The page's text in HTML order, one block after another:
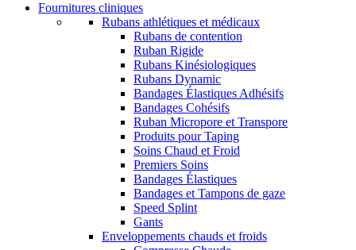
Fournitures cliniques
Rubans athlétiques et médicaux
Rubans de contention
Ruban Rigide
Rubans Kinésiologiques
Rubans Dynamic
Bandages Élastiques Adhésifs
Bandages Cohésifs
Ruban Micropore et Transpore
Produits pour Taping
Soins Chaud et Froid
Premiers Soins
Bandages Élastiques
Bandages et Tampons de gaze
Speed Splint
Gants
Enveloppements chauds et froids